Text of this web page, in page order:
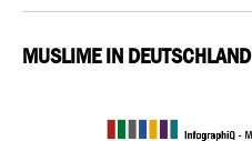
MUSLIME IN DEUTSCHLAND